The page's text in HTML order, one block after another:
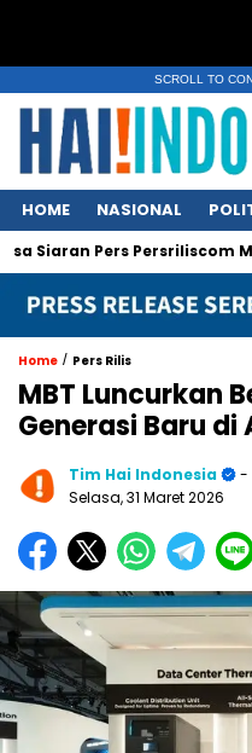
SCROLL TO
HOME NASIONAL
Pers Persriliscom Melayani
Home / Pers Rilis
MBT Luncurkan
Generasi Baru di
Tim Hai Indonesia
-
Selasa, 31 Maret 2026